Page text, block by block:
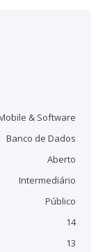
& Software
Banco de Dados
Aberto
Intermediário
Público
14
13